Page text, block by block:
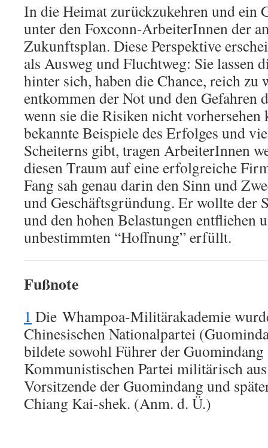
In die Heimat zurückzukehren und ein
unter den Foxconn-ArbeiterInnen der
Zukunftsplan. Diese Perspektive
als Ausweg und Fluchtweg: Sie lassen
hinter sich, haben die Chance, reich zu
entkommen der Not und den Gefahren
wenn sie die Risiken nicht vorhersehen
bekannte Beispiele des Erfolges und
Scheiterns gibt, tragen ArbeiterInnen
diesen Traum auf eine erfolgreiche
Fang sah genau darin den Sinn und
und Geschäftsgründung. Er wollte der
und den hohen Belastungen entfliehen
unbestimmten “Hoffnung” erfüllt.
Fußnote
1 Die Whampoa-Militärakademie
Chinesischen Nationalpartei
bildete sowohl Führer der Guomindang
Kommunistischen Partei militärisch
Vorsitzende der Guomindang und
Chiang Kai-shek. (Anm. d. Ü.)